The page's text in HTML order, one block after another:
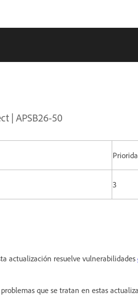
| APSB26-50
3
actualización resuelve vulnerabilidades
que se tratan en estas